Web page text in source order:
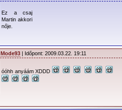
Ez a csaj
Martin akkori
nője.
Mode93 | Időpont: 2009.03.22. 19:11
óóhh anyáám XDDD